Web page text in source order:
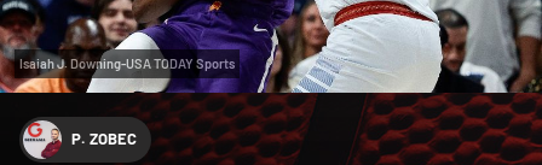
Isaiah J. Downing-USA TODAY Sports
P. ZOBEC